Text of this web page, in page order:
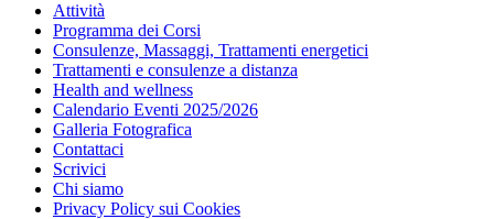
Attività
Programma dei Corsi
Consulenze, Massaggi, Trattamenti energetici
Trattamenti e consulenze a distanza
Health and wellness
Calendario Eventi 2025/2026
Galleria Fotografica
Contattaci
Scrivici
Chi siamo
Privacy Policy sui Cookies